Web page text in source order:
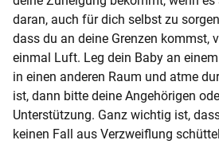
daran, auch für dich selbst zu
dass du an deine Grenzen kommst,
einmal Luft. Leg dein Baby an
in einen anderen Raum und atme
ist, dann bitte deine Angehörigen
Unterstützung. Ganz wichtig ist,
keinen Fall aus Verzweiflung